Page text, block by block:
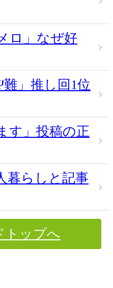
ロ」なぜ好
難」推し回1位
す」投稿の正
暮らしと記事
トップへ